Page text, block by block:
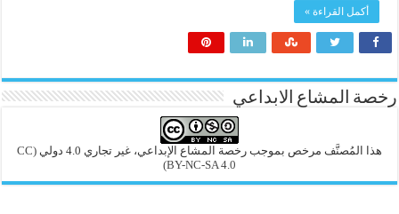
أكمل القراءة »
رخصة المشاع الابداعي
هذا المُصنَّف مرخص بموجب رخصة المشاع الإبداعي، غير تجاري 4.0 دولي
(CC
BY-NC-SA 4.0)